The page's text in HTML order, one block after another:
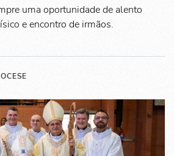
uma oportunidade de alento
e encontro de irmãos.